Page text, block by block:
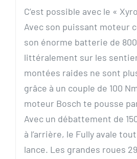
C’est possible avec le «
Avec son puissant moteur
son énorme batterie de
littéralement sur les
montées raides ne sont
grâce à un couple de 100
moteur Bosch te pousse
Avec un débattement de
à l’arrière, le Fully avale
lance. Les grandes roues